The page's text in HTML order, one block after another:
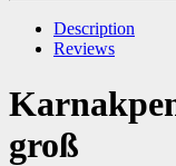
Description
Reviews
groß